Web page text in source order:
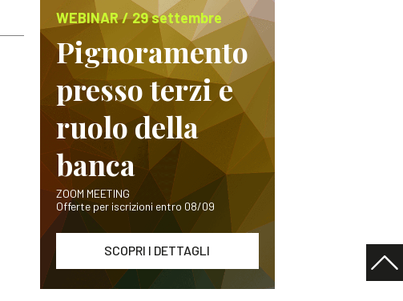
WEBINAR / 29 settembre
Pignoramento
presso terzi e
ruolo della
banca
ZOOM MEETING
Offerte per iscrizioni entro 08/09
SCOPRI I DETTAGLI